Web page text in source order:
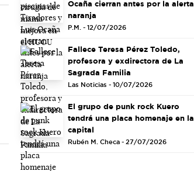
Ocaña cierran antes por la alerta
naranja
P.M. - 12/07/2026
Fallece Teresa Pérez Toledo,
profesora y exdirectora de La
Sagrada Familia
Las Noticias - 10/07/2026
El grupo de punk rock Kuero
tendrá una placa homenaje en la
capital
Rubén M. Checa - 27/07/2026